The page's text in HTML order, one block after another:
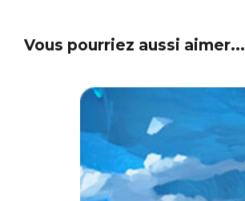
Vous pourriez aussi aimer...